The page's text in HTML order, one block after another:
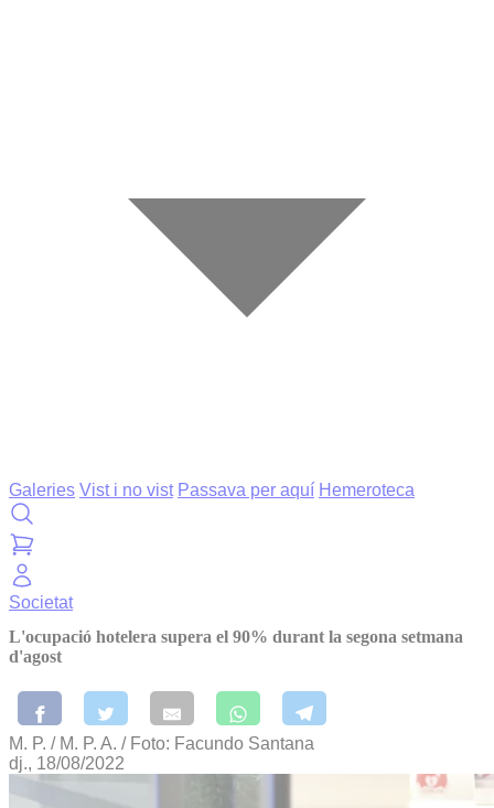
Galeries Vist i no vist Passava per aquí Hemeroteca
Societat
L'ocupació hotelera supera el 90% durant la segona setmana
d'agost
M. P. / M. P. A. / Foto: Facundo Santana
dj., 18/08/2022